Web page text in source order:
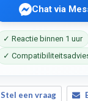
Chat via
✓ Reactie binnen 1 uur
✓
Stel een vraag